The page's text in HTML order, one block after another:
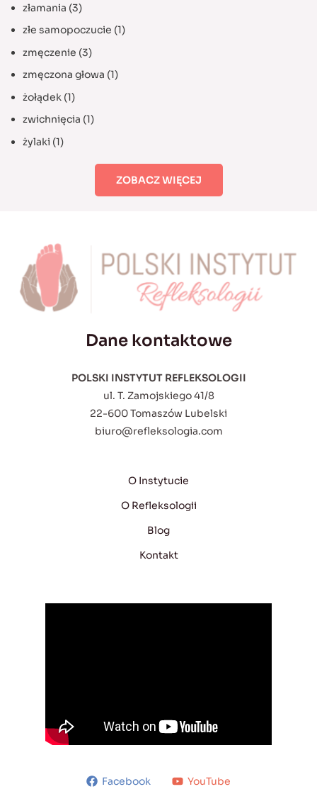
złamania (3)
złe samopoczucie (1)
zmęczenie (3)
zmęczona głowa (1)
żołądek(1)
zwichnięcia (1)
żylaki (1)
ZOBACZ WIĘCEJ
Dane kontaktowe
POLSKI INSTYTUT REFLEKSOLOGII
ul. T. Zamojskiego 41/8
22-600 Tomaszów Lubelski
biuro@refleksologia.com
O Instytucie
O Refleksologii
Blog
Kontakt
Facebook YouTube